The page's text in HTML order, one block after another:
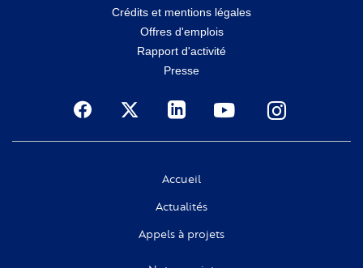
Crédits et mentions légales
Offres d'emplois
Rapport d'activité
Presse
Social
Accueil
Actualités
Appels à projets